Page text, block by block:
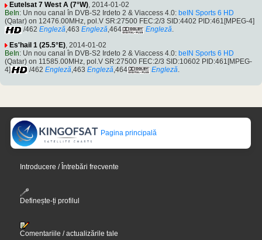
Eutelsat 7 West A (7°W), 2014-01-02
BeIn: Un nou canal în DVB-S2 Irdeto 2 & Viaccess 4.0: beIN Sports 6 HD
(Qatar) on 12476.00MHz, pol.V SR:27500 FEC:2/3 SID:4402 PID:461[MPEG-4]
/462 Engleză,463 Engleză,464 Engleză.
Es'hail 1 (25.5°E) , 2014-01-02
BeIn: Un nou canal în DVB-S2 Irdeto 2 & Viaccess 4.0: beIN Sports 6 HD
(Qatar) on 11585.00MHz, pol.V SR:27500 FEC:2/3 SID:10602 PID:461[MPEG-
4]
/462 Engleză ,463 Engleză ,464 Engleză
Pagina principală
Introducere / Întrebări frecvente
Definește-ți profilul
Comentariile / actualizările tale